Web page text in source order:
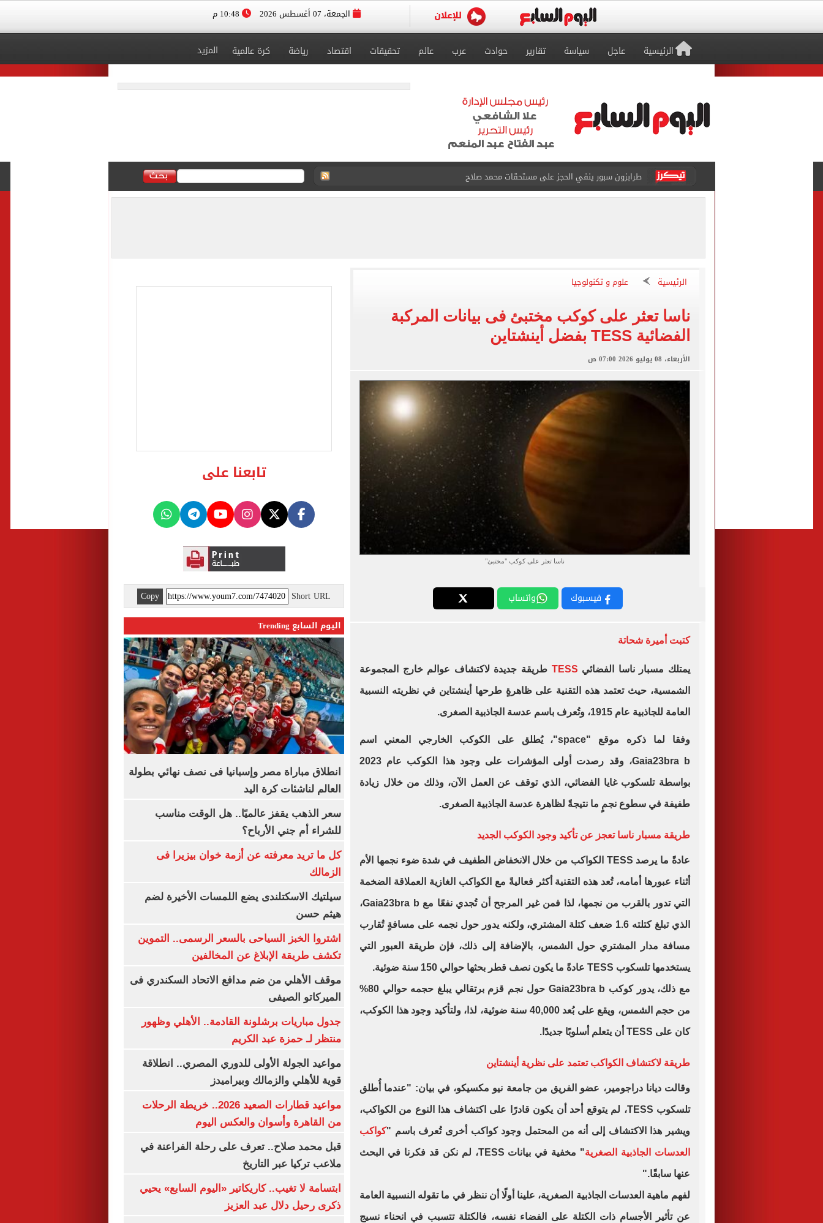
الجمعة، 07 أغسطس 2026
الرئيسية عاجل سياسة تقارير حوادث عرب عالم تحقيقات اقتصاد رياضة كرة عالمية المزيد
طرابزون سبور ينفي الحجز على مستحقات محمد صلاح
منتخب ناشئات كرة اليد يخسر أمام إسبانيا 27 - 26 فى نصف نهائى بطولة العالم
انطلاق مباراة مصر وإسبانيا فى نصف نهائي بطولة العالم لناشئات كرة اليد
الزمالك يبلغ 4 لاعبين بعدم التواجد مع الفريق الأول بالموسم الجديد
الاتحاد التركي يمنح طرابزون سبور رخصة مشاركة محمد صلاح
برشلونة يطرح تذاكر مواجهة الأهلي على كأس خوان جامبر
الرئيسية علوم و تكنولوجيا
ناسا تعثر على كوكب مختبئ فى بيانات المركبة
الفضائية TESS بفضل أينشتاين
الأربعاء، 08 يوليو 2026 07:00 ص
ناسا تعثر على كوكب "مختبئ"
فيسبوك واتساب
كتبت أميرة شحاتة
يمتلك مسبار ناسا الفضائي TESS طريقة جديدة لاكتشاف عوالم خارج المجموعة
الشمسية، حيث تعتمد هذه التقنية على ظاهرةٍ طرحها أينشتاين في نظريته النسبية
العامة للجاذبية عام 1915، وتُعرف باسم عدسة الجاذبية الصغرى.
وفقا لما ذكره موقع "space"، يُطلق على الكوكب الخارجي المعني اسم
Gaia23bra b، وقد رصدت أولى المؤشرات على وجود هذا الكوكب عام 2023
بواسطة تلسكوب غايا الفضائي، الذي توقف عن العمل الآن، وذلك من خلال زيادة
طفيفة في سطوع نجمٍ ما نتيجةً لظاهرة عدسة الجاذبية الصغرى.
طريقة مسبار ناسا تعجز عن تأكيد وجود الكوكب الجديد
عادةً ما يرصد TESS الكواكب من خلال الانخفاض الطفيف في شدة ضوء نجمها الأم
أثناء عبورها أمامه، تُعد هذه التقنية أكثر فعاليةً مع الكواكب الغازية العملاقة الضخمة
التي تدور بالقرب من نجمها، لذا فمن غير المرجح أن تُجدي نفعًا مع Gaia23bra b،
الذي تبلغ كتلته 1.6 ضعف كتلة المشتري، ولكنه يدور حول نجمه على مسافةٍ تُقارب
مسافة مدار المشتري حول الشمس، بالإضافة إلى ذلك، فإن طريقة العبور التي
يستخدمها تلسكوب TESS عادةً ما يكون نصف قطر بحثها حوالي 150 سنة ضوئية.
مع ذلك، يدور كوكب Gaia23bra b حول نجم قزم برتقالي يبلغ حجمه حوالي 80%
من حجم الشمس، ويقع على بُعد 40,000 سنة ضوئية، لذا، ولتأكيد وجود هذا الكوكب،
كان على TESS أن يتعلم أسلوبًا جديدًا.
طريقة لاكتشاف الكواكب تعتمد على نظرية أينشتاين
وقالت ديانا دراجومير، عضو الفريق من جامعة نيو مكسيكو، في بيان: "عندما أُطلق
تلسكوب TESS، لم يتوقع أحد أن يكون قادرًا على اكتشاف هذا النوع من الكواكب،
ويشير هذا الاكتشاف إلى أنه من المحتمل وجود كواكب أخرى تُعرف باسم "كواكب
العدسات الجاذبية الصغرية " مخفية في بيانات TESS، لم نكن قد فكرنا في البحث
عنها سابقًا."
لفهم ماهية العدسات الجاذبية الصغرية، علينا أولًا أن ننظر في ما تقوله النسبية العامة
عن تأثير الأجسام ذات الكتلة على الفضاء نفسه، فالكتلة تتسبب في انحناء نسيج
تابعنا على
Short URL
Copy
اليوم السابع Trending
انطلاق مباراة مصر وإسبانيا فى نصف نهائي بطولة
العالم لناشئات كرة اليد
سعر الذهب يقفز عالميًا.. هل الوقت مناسب
للشراء أم جني الأرباح؟
كل ما تريد معرفته عن أزمة خوان بيزيرا فى
الزمالك
سيلتيك الاسكتلندى يضع اللمسات الأخيرة لضم
هيثم حسن
اشتروا الخبز السياحى بالسعر الرسمى.. التموين
تكشف طريقة الإبلاغ عن المخالفين
موقف الأهلي من ضم مدافع الاتحاد السكندري فى
الميركاتو الصيفى
جدول مباريات برشلونة القادمة.. الأهلي وظهور
منتظر لـ حمزة عبد الكريم
مواعيد الجولة الأولى للدوري المصري.. انطلاقة
قوية للأهلي والزمالك وبيراميدز
مواعيد قطارات الصعيد 2026.. خريطة الرحلات
من القاهرة وأسوان والعكس اليوم
قبل محمد صلاح.. تعرف على رحلة الفراعنة في
ملاعب تركيا عبر التاريخ
ابتسامة لا تغيب.. كاريكاتير «اليوم السابع» يحيي
ذكرى رحيل دلال عبد العزيز